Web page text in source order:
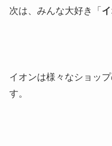
次は、みんな大好き「
イオンは様々なショッ
す。